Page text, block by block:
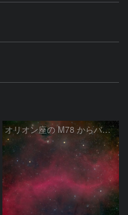
オリオン座の M78 からバーナードループをまたいで LDN1622あたり